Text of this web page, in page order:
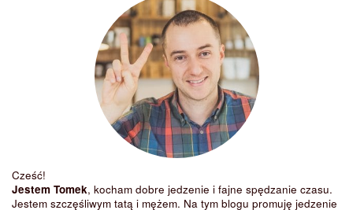
Cześć!
Jestem Tomek, kocham dobre jedzenie i fajne spędzanie czasu.
Jestem szczęśliwym tatą i mężem. Na tym blogu promuję jedzenie